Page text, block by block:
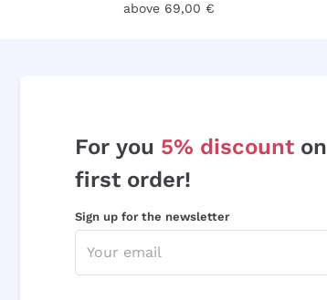
above 69,00 €
For you 5% discount
first order!
Sign up for the newsletter